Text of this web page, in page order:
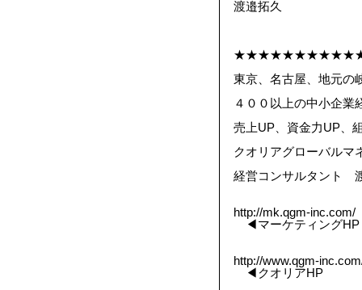
渡邉拓久
東京、名古屋、地元の
４００以上の中小企業
売上UP、資金力UP、
クオリアグローバルマ
経営コンサルタント
http://mk.qgm-inc.com/
◀︎マーケティングHP
http://www.qgm-
◀︎クオリアHP